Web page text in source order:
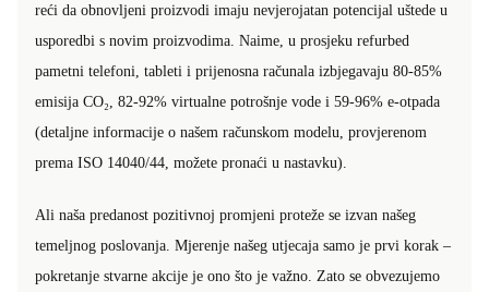
reći da obnovljeni proizvodi imaju nevjerojatan potencijal uštede u
usporedbi s novim proizvodima. Naime, u prosjeku refurbed
pametni telefoni, tableti i prijenosna računala izbjegavaju 80-85%
emisija CO₂, 82-92% virtualne potrošnje vode i 59-96% e-otpada
(detaljne informacije o našem računskom modelu, provjerenom
prema ISO 14040/44, možete pronaći u nastavku).
Ali naša predanost pozitivnoj promjeni proteže se izvan našeg
temeljnog poslovanja. Mjerenje našeg utjecaja samo je prvi korak –
pokretanje stvarne akcije je ono što je važno. Zato se obvezujemo